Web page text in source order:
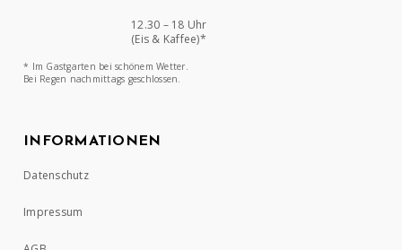
12.30 – 18 Uhr
(Eis & Kaffee)*
* Im Gastgarten bei schönem Wetter.
Bei Regen nachmittags geschlossen.
INFORMATIONEN
Datenschutz
Impressum